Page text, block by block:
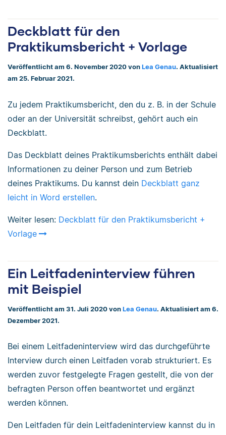
Deckblatt für den
Praktikumsbericht + Vorlage
Veröffentlicht am 6. November 2020 von Lea Genau. Aktualisiert
am 25. Februar 2021.
Zu jedem Praktikumsbericht, den du z. B. in der Schule
oder an der Universität schreibst, gehört auch ein
Deckblatt.
Das Deckblatt deines Praktikumsberichts enthält dabei
Informationen zu deiner Person und zum Betrieb
deines Praktikums. Du kannst dein Deckblatt ganz
leicht in Word erstellen.
Weiter lesen: Deckblatt für den Praktikumsbericht +
Vorlage
Ein Leitfadeninterview führen
mit Beispiel
Veröffentlicht am 31. Juli 2020 von Lea Genau. Aktualisiert am 6.
Dezember 2021.
Bei einem Leitfadeninterview wird das durchgeführte
Interview durch einen Leitfaden vorab strukturiert. Es
werden zuvor festgelegte Fragen gestellt, die von der
befragten Person offen beantwortet und ergänzt
werden können.
Den Leitfaden für dein Leitfadeninterview kannst du in